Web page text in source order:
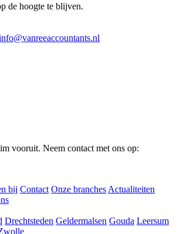
de hoogte te blijven.
vooruit. Neem contact met ons op:
bij Contact Onze branches Actualiteiten
Drechtsteden Geldermalsen Gouda Leersum